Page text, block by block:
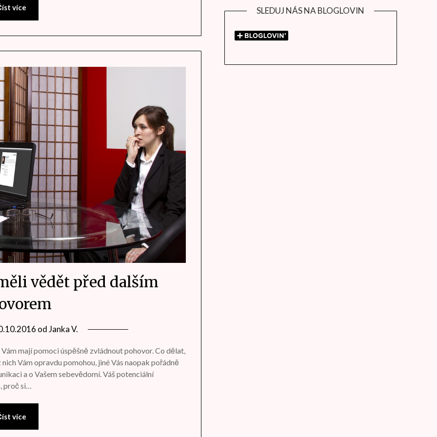
více
vědět před dalším
odJanka V.
mají pomoci úspěšně zvládnout pohovor. Co dělat,
Vám opravdu pomohou, jiné Vás naopak pořádně
a o Vašem sebevědomí. Váš potenciální
proč si…
více
SLEDUJ NÁS NA BLOGLOVIN